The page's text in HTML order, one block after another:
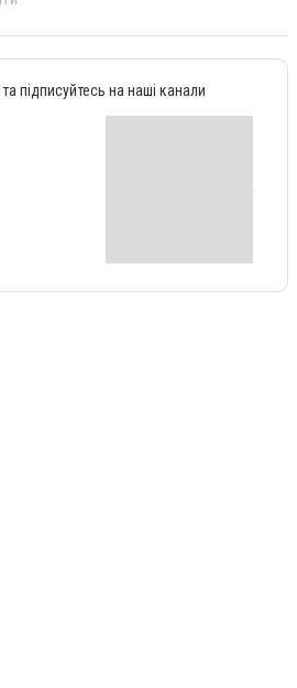
підписуйтесь на наші канали